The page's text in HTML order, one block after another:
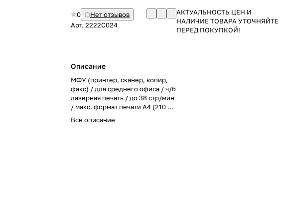
0
Нет отзывов
Арт. 2222C024
Описание
МФУ (принтер, сканер, копир,
факс) / для среднего офиса / ч/б
лазерная печать / до 38 стр/мин
/ макс. формат печати A4 (210 ×
297 мм) / макс. размер
отпечатка: 216 × 356 мм /
Все описание
АКТУАЛЬНОСТЬ ЦЕН И
НАЛИЧИЕ ТОВАРА УТОЧНЯЙТЕ
ПЕРЕД ПОКУПКОЙ!